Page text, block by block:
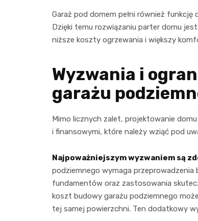
Garaż pod domem pełni również
Dzięki temu rozwiązaniu parter domu
niższe koszty ogrzewania i większy
Wyzwania i
garażu
Mimo licznych zalet, projektowanie
i finansowymi, które należy wziąć pod
Najpoważniejszym wyzwaniem są
podziemnego wymaga
fundamentów oraz zastosowania
koszt budowy garażu podziemnego
tej samej powierzchni. Ten dodatkowy